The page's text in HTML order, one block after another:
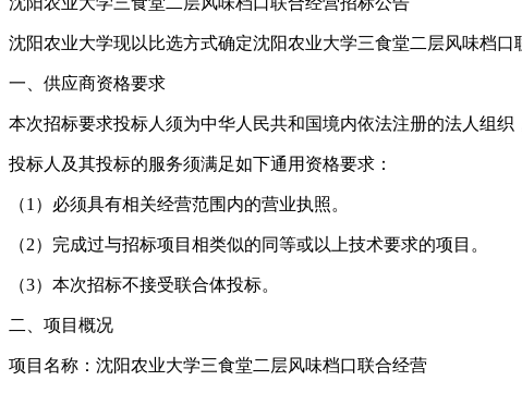
沈阳农业大学现以比选方式确定沈阳农业大学三食堂二层风味档
一、供应商资格要求
本次招标要求投标人须为中华人民共和国境内依法注册的法人组
投标人及其投标的服务须满足如下通用资格要求：
（1）必须具有相关经营范围内的营业执照。
（2）完成过与招标项目相类似的同等或以上技术要求的项目。
（3）本次招标不接受联合体投标。
二、项目概况
项目名称：沈阳农业大学三食堂二层风味档口联合经营